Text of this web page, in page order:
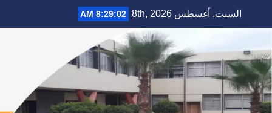
to
السبت. أغسطس 8th, 2026 8:29:03 AM